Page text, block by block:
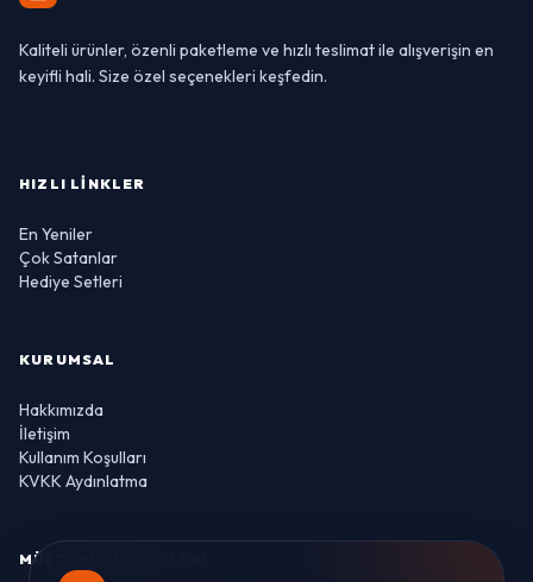
Kaliteli ürünler, özenli paketleme ve hızlı teslimat ile alışverişin en
keyifli hali. Size özel seçenekleri keşfedin.
HIZLI LINKLER
En Yeniler
Çok Satanlar
Hediye Setleri
KURUMSAL
Hakkımızda
İletişim
Kullanım Koşulları
KVKK Aydınlatma
MÜŞTERI HIZMETLERI